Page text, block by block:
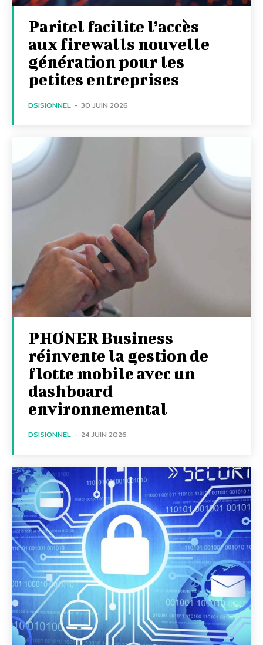
Paritel facilite l’accès
aux firewalls nouvelle
génération pour les
petites entreprises
DSISIONNEL - 30 JUIN 2026
PHONER Business
réinvente la gestion de
flotte mobile avec un
dashboard
environnemental
DSISIONNEL - 24 JUIN 2026